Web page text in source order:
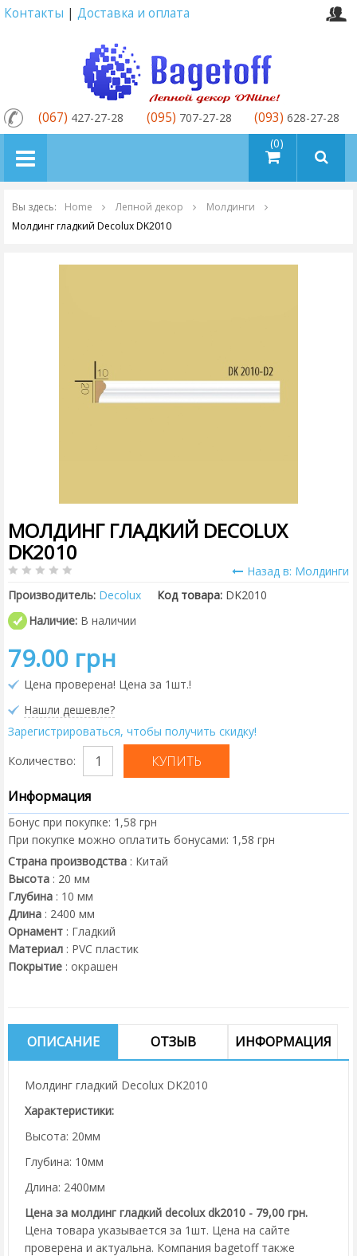
Контакты | Доставка и оплата
товаров (0)
(067) 427-27-28 (095) 707-27-28 (093) 628-27-28
Вы здесь: Home Лепной декор
Молдинги
Молдинг гладкий Decolux DK2010
МОЛДИНГ ГЛАДКИЙ DECOLUX
DK2010
Назад в: Молдинги
Производитель: Decolux Код товара: DK2010
Наличие: В наличии
79.00 грн
Цена проверена! Цена за 1шт.!
Нашли дешевле?
Зарегистрироваться, чтобы получить скидку!
Количество:
Информация
Бонус при покупке: 1,58 грн
При покупке можно оплатить бонусами: 1,58 грн
Страна производства : Китай
Высота : 20 мм
Глубина : 10 мм
Длина : 2400 мм
Орнамент : Гладкий
Материал : PVC пластик
Покрытие : окрашен
ОПИСАНИЕ ОТЗЫВ ИНФОРМАЦИЯ
Молдинг гладкий Decolux DK2010
Характеристики:
Высота: 20мм
Глубина: 10мм
Длина: 2400мм
Цена за молдинг гладкий decolux dk2010 - 79,00 грн.
Цена товара указывается за 1шт. Цена на сайте
проверена и актуальна. Компания bagetoff также